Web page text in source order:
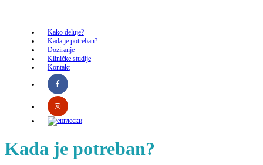
Kako deluje?
Kada je potreban?
Doziranje
Kliničke studije
Kontakt
Kada je potreban?